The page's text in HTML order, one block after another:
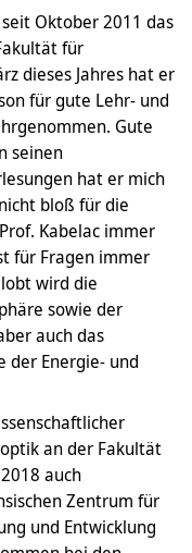
Oktober 2011 das
für
dieses Jahres hat er
für gute Lehr- und
Gute
seinen
hat er mich
bloß für die
Kabelac immer
für Fragen immer
wird die
sowie der
auch das
der Energie- und
an der Fakultät
auch
Zentrum für
und Entwicklung